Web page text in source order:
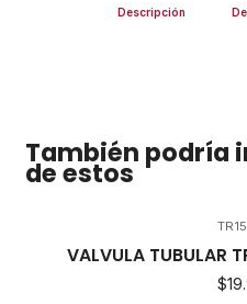
Descripción
También podría
de estos
TR15
VALVULA TUBULAR